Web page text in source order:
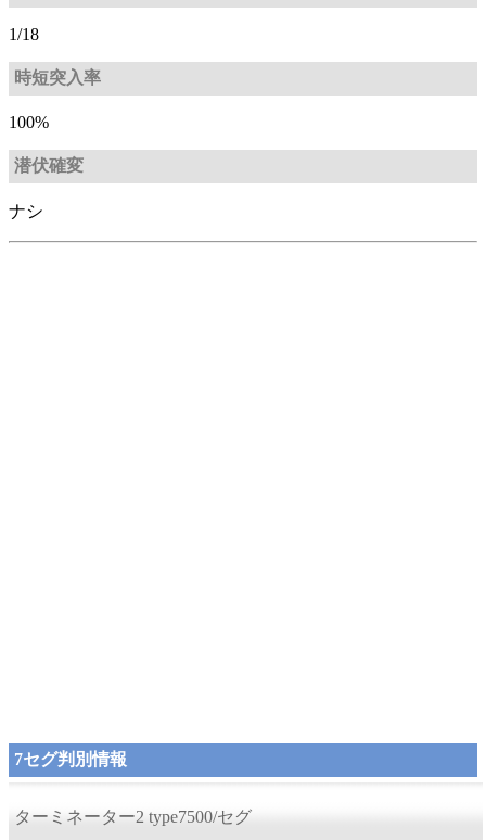
1/18
時短突入率
100%
潜伏確変
ナシ
7セグ判別情報
ターミネーター2 type7500/セグ